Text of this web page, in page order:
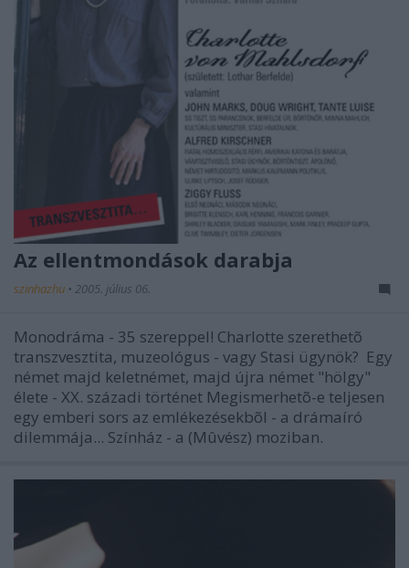
Az ellentmondások darabja
szinhazhu • 2005. július 06.
Monodráma - 35 szereppel! Charlotte szerethetõ
transzvesztita, muzeológus - vagy Stasi ügynök? Egy
német majd keletnémet, majd újra német "hölgy"
élete - XX. századi történet Megismerhetõ-e teljesen
egy emberi sors az emlékezésekbõl - a drámaíró
dilemmája... Színház - a (Mûvész) moziban.